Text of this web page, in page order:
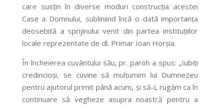
care susţin în diverse moduri construcţia acestei
Case a Domnului, subliniind încă o dată importanţa
deosebită a sprijinului venit din partea instituţiilor
locale reprezentate de dl. Primar Ioan Horşia.
În încheierea cuvântului său, pr. paroh a spus: „Iubiţi
credincioşi, se cuvine să mulţumim lui Dumnezeu
pentru ajutorul primit până acum, şi să-L rugăm ca în
continuare să vegheze asupra noastră pentru a